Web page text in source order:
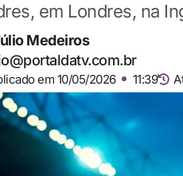
em Londres, na
Medeiros
em 10/05/2026 11:39